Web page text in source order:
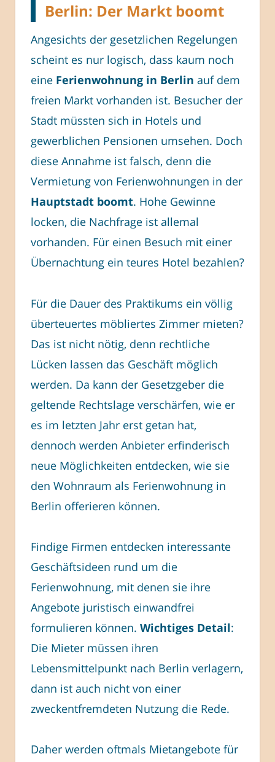
Berlin: Der Markt boomt
Angesichts der gesetzlichen Regelungen
scheint es nur logisch, dass kaum noch
eine Ferienwohnung in Berlin auf dem
freien Markt vorhanden ist. Besucher der
Stadt müssten sich in Hotels und
gewerblichen Pensionen umsehen. Doch
diese Annahme ist falsch, denn die
Vermietung von Ferienwohnungen in der
Hauptstadt boomt. Hohe Gewinne
locken, die Nachfrage ist allemal
vorhanden. Für einen Besuch mit einer
Übernachtung ein teures Hotel bezahlen?
Für die Dauer des Praktikums ein völlig
überteuertes möbliertes Zimmer mieten?
Das ist nicht nötig, denn rechtliche
Lücken lassen das Geschäft möglich
werden. Da kann der Gesetzgeber die
geltende Rechtslage verschärfen, wie er
es im letzten Jahr erst getan hat,
dennoch werden Anbieter erfinderisch
neue Möglichkeiten entdecken, wie sie
den Wohnraum als Ferienwohnung in
Berlin offerieren können.
Findige Firmen entdecken interessante
Geschäftsideen rund um die
Ferienwohnung, mit denen sie ihre
Angebote juristisch einwandfrei
formulieren können. Wichtiges Detail:
Die Mieter müssen ihren
Lebensmittelpunkt nach Berlin verlagern,
dann ist auch nicht von einer
zweckentfremdeten Nutzung die Rede.
Daher werden oftmals Mietangebote für